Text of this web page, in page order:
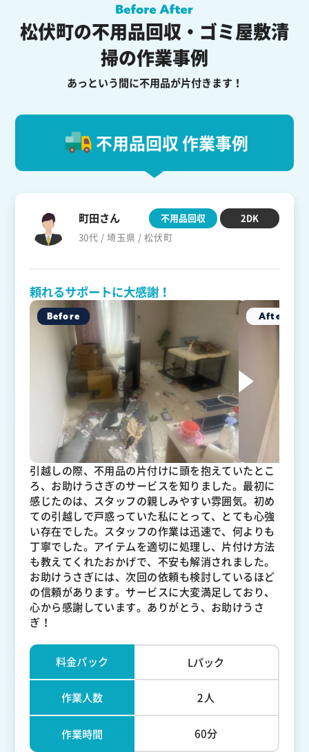
松伏町の不用品回収・ゴミ屋敷清
掃の作業事例
あっという間に不用品が片付きます！
不用品回収 作業事例
町田さん
30代 / 埼玉県 / 松伏町
不用品回収 2DK
頼れるサポートに大感謝！
引越しの際、不用品の片付けに頭を抱えていたとこ
ろ、お助けうさぎのサービスを知りました。最初に
感じたのは、スタッフの親しみやすい雰囲気。初め
ての引越しで戸惑っていた私にとって、とても心強
い存在でした。スタッフの作業は迅速で、何よりも
丁寧でした。アイテムを適切に処理し、片付け方法
も教えてくれたおかげで、不安も解消されました。
お助けうさぎには、次回の依頼も検討しているほど
の信頼があります。サービスに大変満足しており、
心から感謝しています。ありがとう、お助けうさ
ぎ！
料金パック Lパック
作業人数 2人
作業時間 60分